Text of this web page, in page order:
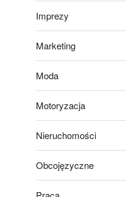
Imprezy
Marketing
Moda
Motoryzacja
Nieruchomości
Obcojęzyczne